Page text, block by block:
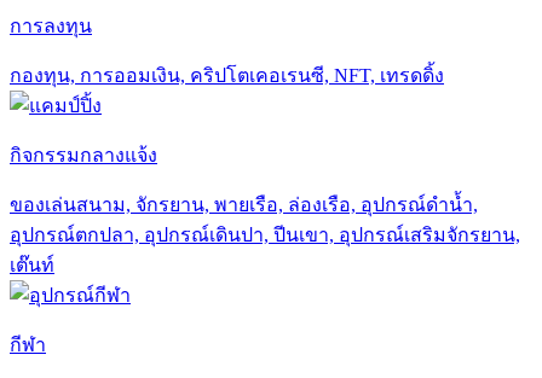
การลงทุน
กองทุน, การออมเงิน, คริปโตเคอเรนซี, NFT, เทรดดิ้ง
กิจกรรมกลางแจ้ง
ของเล่นสนาม, จักรยาน, พายเรือ, ล่องเรือ, อุปกรณ์ดำน้ำ,
อุปกรณ์ตกปลา, อุปกรณ์เดินปา, ปีนเขา, อุปกรณ์เสริมจักรยาน,
เต๊นท์
กีฬา